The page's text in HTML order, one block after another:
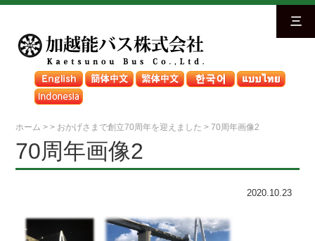
三
ホーム >> おかげさまで創立70周年を迎えました >70周年画像2
70周年画像2
2020.10.23